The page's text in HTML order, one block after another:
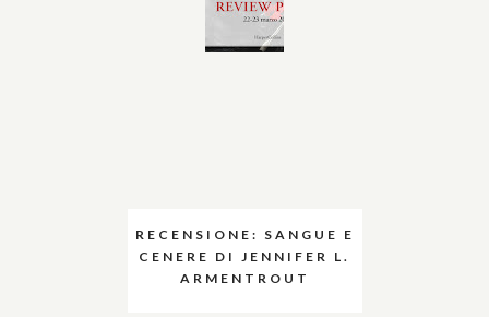
RECENSIONE: SANGUE E
CENERE DI JENNIFER L.
ARMENTROUT